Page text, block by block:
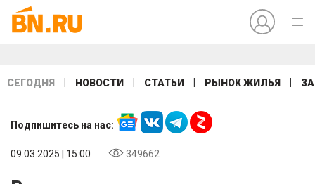
СЕГОДНЯ НОВОСТИ СТАТЬИ РЫНОК ЖИЛЬЯ
Подпишитесь на нас:
09.03.2025 | 15:00 349662